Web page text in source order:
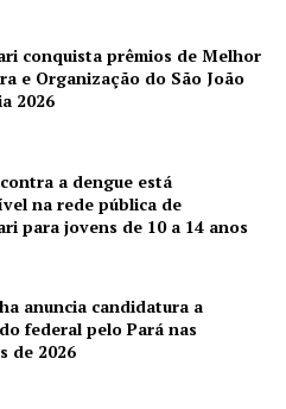
conquista prêmios de Melhor
e Organização do São João
2026
a dengue está
na rede pública de
para jovens de 10 a 14 anos
anuncia candidatura a
federal pelo Pará nas
de 2026